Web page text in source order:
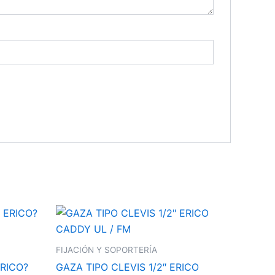
FIJACIÓN Y SOPORTERÍA
GAZA TIPO CLEVIS 1/2″ ERICO